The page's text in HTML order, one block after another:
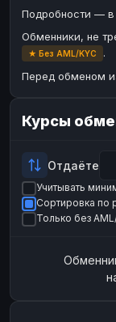
Paxum
Perfect Money
Payoneer
ЮMoney
Binance
Подробности —
Обменники, не
★ Без AML/KYC
.
Перед обменом
Курсы
Отдаёте
Учитывать
Сортировка по
Только без